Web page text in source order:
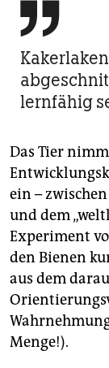

lernfähig
Das Tier
ein –
und dem
Experiment
den Bienen
aus dem
Menge!).